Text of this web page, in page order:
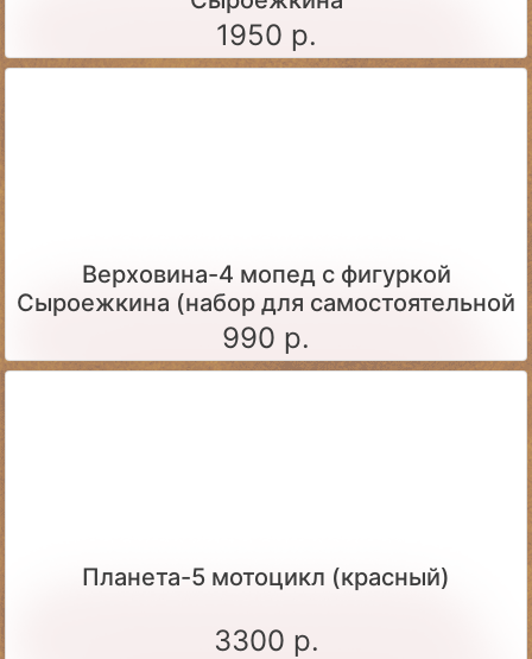
1950 р.
Верховина-4 мопед с фигуркой
Сыроежкина (набор для самостоятельной
сборки)
990 р.
Планета-5 мотоцикл (красный)
3300 р.